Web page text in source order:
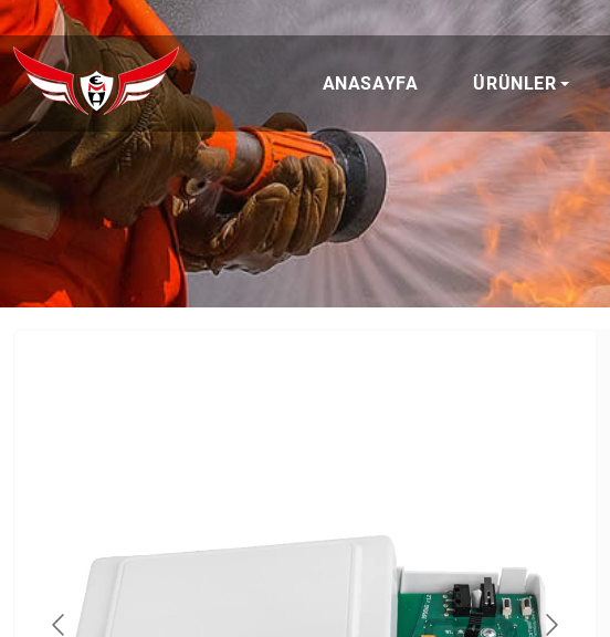
ANASAYFA ÜRÜNLER